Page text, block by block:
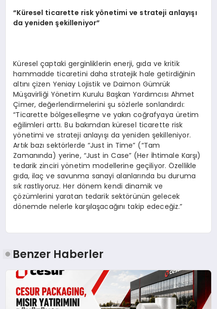
“Küresel ticarette risk yönetimi ve strateji anlayışı
da yeniden şekilleniyor”
Küresel çaptaki gerginliklerin enerji, gıda ve kritik
hammadde ticaretini daha stratejik hale getirdiğinin
altını çizen Yeniay Lojistik ve Daimon Gümrük
Müşavirliği Yönetim Kurulu Başkan Yardımcısı Ahmet
Çimer, değerlendirmelerini şu sözlerle sonlandırdı:
“Ticarette bölgeselleşme ve yakın coğrafyaya üretim
eğilimleri arttı. Bu bakımdan küresel ticarette risk
yönetimi ve strateji anlayışı da yeniden şekilleniyor.
Artık bazı sektörlerde “Just in Time” (“Tam
Zamanında) yerine, “Just in Case” (Her İhtimale Karşı)
tedarik zinciri yönetim modellerine geçiliyor. Özellikle
gıda, ilaç ve savunma sanayi alanlarında bu duruma
sık rastlıyoruz. Her dönem kendi dinamik ve
çözümlerini yaratan tedarik sektörünün gelecek
dönemde nelerle karşılaşacağını takip edeceğiz.”
Benzer Haberler